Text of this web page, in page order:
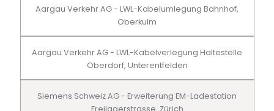
Aargau Verkehr AG - LWL-Kabelumlegung Bahnhof,
Oberkulm
Aargau Verkehr AG - LWL-Kabelverlegung Haltestelle
Oberdorf, Unterentfelden
Siemens Schweiz AG - Erweiterung EM-Ladestation
Freilagerstrasse, Zürich